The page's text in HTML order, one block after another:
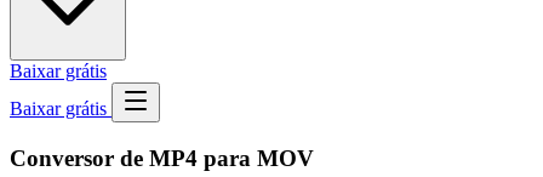
Baixar grátis
Baixar grátis
Conversor de MP4 para MOV